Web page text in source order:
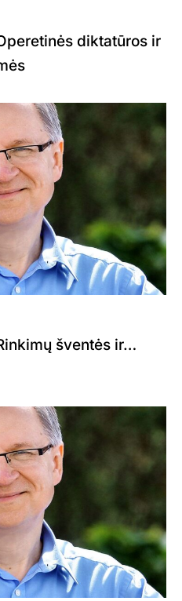
diktatūros ir
šventės ir…